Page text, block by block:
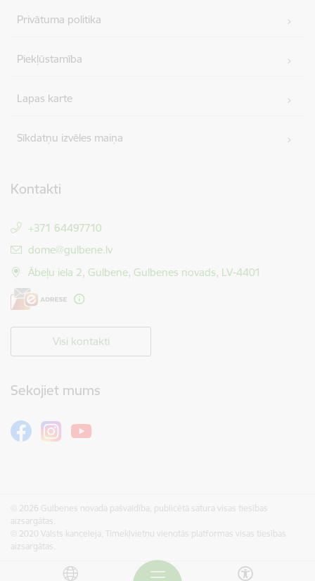
Privātuma politika
Piekļūstamība
Lapas karte
Sīkdatņu izvēles maiņa
Kontakti
+371 64497710
E-pasts:
dome@gulbene.lv
Ābeļu iela 2, Gulbene, Gulbenes novads, LV-4401
Visi kontakti
Sekojiet mums
© 2026 Gulbenes novada pašvaldība, publicētā satura visas tiesības
aizsargātas.
© 2020 Valsts kanceleja, Tīmekļvietņu vienotās platformas visas tiesības
aizsargātas.